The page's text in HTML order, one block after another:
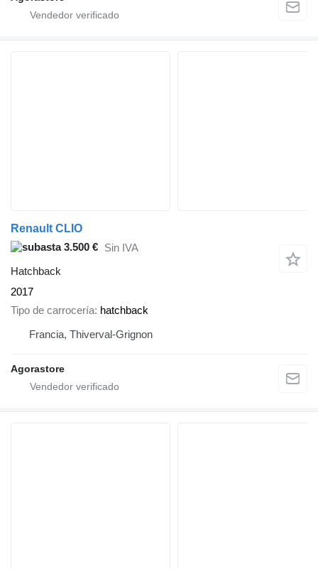
Renault CLIO
3.500 € Sin IVA
Hatchback
2017
Tipo de carrocería hatchback
Francia, Thiverval-Grignon
Agorastore